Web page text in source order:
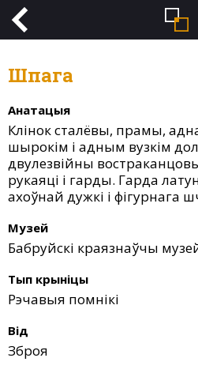
Шпага
Анатацыя
Клінок сталёвы, прамы, адналезвійны, з адным
шырокім і адным вузкім
двулезвійны
рукаяці і гарды. Гарда
ахоўнай дужкі і фігурнага
Музей
Бабруйскі краязнаўчы
Тып крыніцы
Рэчавыя помнікі
Від
Зброя